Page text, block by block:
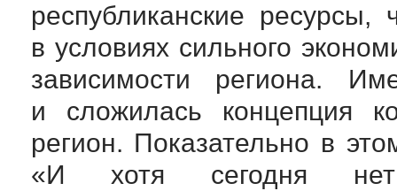
республиканские
в условиях сильного
зависимости региона.
и сложилась концепция
регион. Показательно в
«И хотя сегодня нет